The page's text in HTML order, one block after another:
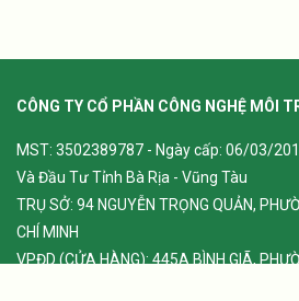
CÔNG TY CỔ PHẦN CÔNG NGHỆ MÔI
MST: 3502389787 - Ngày cấp: 06/03/
Và Đầu Tư Tỉnh Bà Rịa - Vũng Tàu
TRỤ SỞ: 94 NGUYỄN TRỌNG QUẢN,
CHÍ MINH
VPĐD (CỬA HÀNG): 445A BÌNH GIÃ,